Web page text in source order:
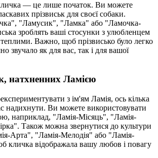
— це лише початок. Ви можете
прізвиськ для своєї собаки.
"Ламусик", "Ламка" або "Ламочка-
зроблять ваші стосунки з улюбленцем
Важно, щоб прізвисько було легко
звучало як для вас, так і для вашої
натхненних Ламією
з ім'ям Ламія, ось кілька
надихнути. Ви можете використовувати
наприклад, "Ламія-Місяць", "Ламія-
Також можна звернутися до культури
Арта", "Ламія-Мелодія" або "Ламія-
кличка відображала вашу любов і повагу